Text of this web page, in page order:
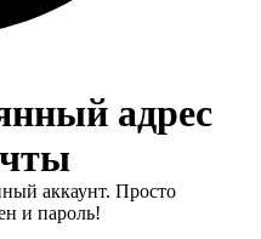
адрес
аккаунт. Просто
и пароль!